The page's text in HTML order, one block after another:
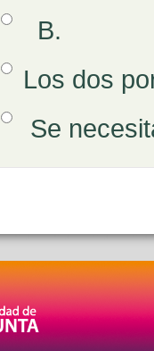
Opción 2B.
Opción 3Los dos
Opción 4Se